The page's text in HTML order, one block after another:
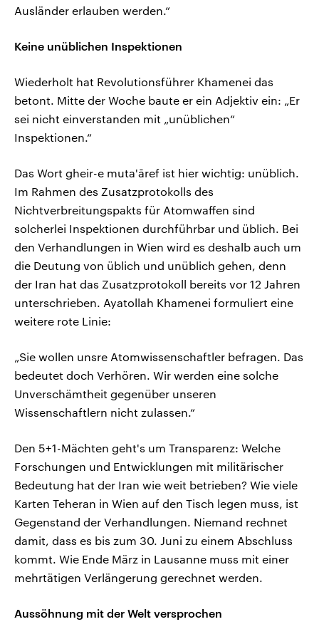
Ausländer erlauben werden.“
Keine unüblichen Inspektionen
Wiederholt hat Revolutionsführer Khamenei das
betont. Mitte der Woche baute er ein Adjektiv ein: „Er
sei nicht einverstanden mit „unüblichen“
Inspektionen.“
Das Wort gheir-e muta'āref ist hier wichtig: unüblich.
Im Rahmen des Zusatzprotokolls des
Nichtverbreitungspakts für Atomwaffen sind
solcherlei Inspektionen durchführbar und üblich. Bei
den Verhandlungen in Wien wird es deshalb auch um
die Deutung von üblich und unüblich gehen, denn
der Iran hat das Zusatzprotokoll bereits vor 12 Jahren
unterschrieben. Ayatollah Khamenei formuliert eine
weitere rote Linie:
„Sie wollen unsre Atomwissenschaftler befragen. Das
bedeutet doch Verhören. Wir werden eine solche
Unverschämtheit gegenüber unseren
Wissenschaftlern nicht zulassen.“
Den 5+1-Mächten geht's um Transparenz: Welche
Forschungen und Entwicklungen mit militärischer
Bedeutung hat der Iran wie weit betrieben? Wie viele
Karten Teheran in Wien auf den Tisch legen muss, ist
Gegenstand der Verhandlungen. Niemand rechnet
damit, dass es bis zum 30. Juni zu einem Abschluss
kommt. Wie Ende März in Lausanne muss mit einer
mehrtätigen Verlängerung gerechnet werden.
Aussöhnung mit der Welt versprochen